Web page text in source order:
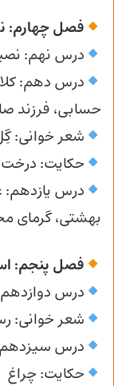
فصل چهارم:
درس نهم:
درس دهم:
حسابی، فرزند
شعر خوانی:
حکایت:
درس یازدهم:
بهشتی، گرمای
فصل پنجم:
درس
شعر خوانی:
درس
حکایت: چراغ